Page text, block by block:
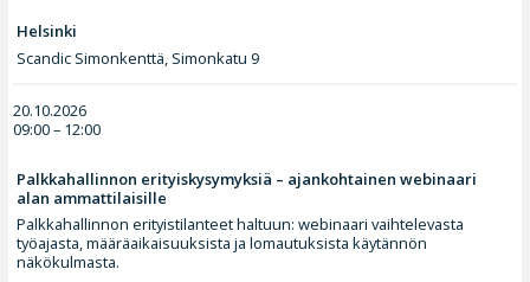
Helsinki
Scandic Simonkenttä, Simonkatu 9
20.10.2026
09:00 – 12:00
Palkkahallinnon erityiskysymyksiä – ajankohtainen webinaari
alan ammattilaisille
Palkkahallinnon erityistilanteet haltuun: webinaari vaihtelevasta
työajasta, määräaikaisuuksista ja lomautuksista käytännön
näkökulmasta.